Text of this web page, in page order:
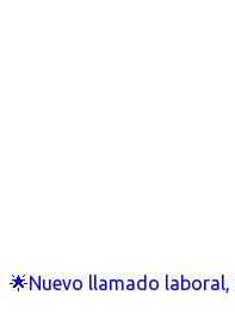
🌟Nuevo llamado laboral,